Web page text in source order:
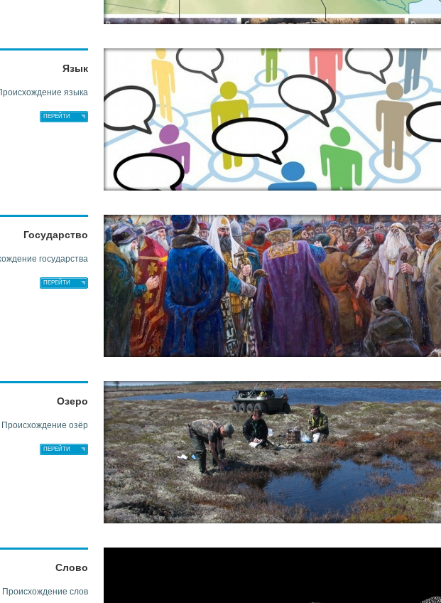
Язык
языка
ПЕРЕЙТИ
Государство
государства
ПЕРЕЙТИ
Озеро
Происхождение озёр
ПЕРЕЙТИ
Слово
Происхождение слов